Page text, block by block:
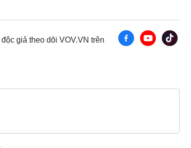
giả theo dõi VOV.VN trên